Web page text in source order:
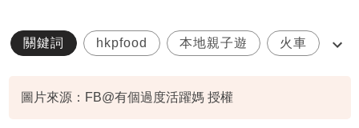
關鍵詞 hkpfood 本地親子遊 火車
圖片來源：FB@有個過度活躍媽 授權